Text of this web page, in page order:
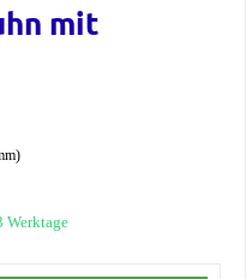
mit
Werktage